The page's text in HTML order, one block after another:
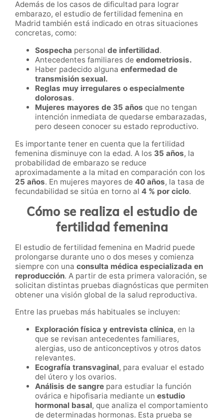
Además de los casos de dificultad para lograr
embarazo, el estudio de fertilidad femenina en
Madrid también está indicado en otras situaciones
concretas, como:
Sospecha personal de infertilidad.
Antecedentes familiares de endometriosis.
Haber padecido alguna enfermedad de
transmisión sexual.
Reglas muy irregulares o especialmente
dolorosas.
Mujeres mayores de 35 años que no tengan
intención inmediata de quedarse embarazadas,
pero deseen conocer su estado reproductivo.
Es importante tener en cuenta que la fertilidad
femenina disminuye con la edad. A los 35 años, la
probabilidad de embarazo se reduce
aproximadamente a la mitad en comparación con los
25 años. En mujeres mayores de 40 años, la tasa de
fecundabilidad se sitúa en torno al 4 % por ciclo.
Cómo se realiza el estudio de
fertilidad femenina
El estudio de fertilidad femenina en Madrid puede
prolongarse durante uno o dos meses y comienza
siempre con una consulta médica especializada en
reproducción. A partir de esta primera valoración, se
solicitan distintas pruebas diagnósticas que permiten
obtener una visión global de la salud reproductiva.
Entre las pruebas más habituales se incluyen:
Exploración física y entrevista clínica, en la
que se revisan antecedentes familiares,
alergias, uso de anticonceptivos y otros datos
relevantes.
Ecografía transvaginal, para evaluar el estado
del útero y los ovarios.
Análisis de sangre para estudiar la función
ovárica e hipofisaria mediante un estudio
hormonal basal, que analiza el comportamiento
de determinadas hormonas. Esta prueba se